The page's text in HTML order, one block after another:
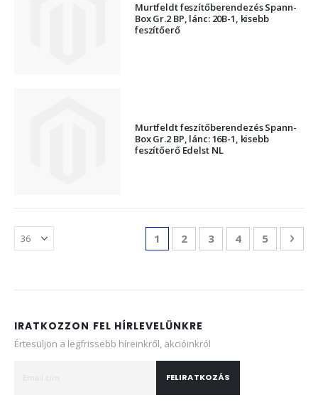
Murtfeldt feszítőberendezés Spann-
Box Gr.2 BP, lánc: 20B-1, kisebb
feszítőerő
Murtfeldt feszítőberendezés Spann-
Box Gr.2 BP, lánc: 16B-1, kisebb
feszítőerő Edelst NL
Oldal
You're currently reading page
1 Oldal
2 Oldal
3 Oldal
4 Oldal
5
IRATKOZZON FEL HÍRLEVELÜNKRE
Értesüljön a legfrissebb híreinkről, akcióinkról
FELIRATKOZÁS